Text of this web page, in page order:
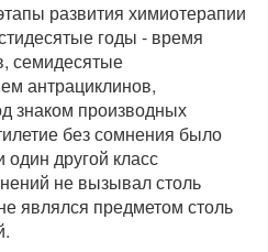
развития химиотерапии
годы - время
семидесятые
антрациклинов,
знаком производных
без сомнения было
другой класс
не вызывал столь
являлся предметом столь